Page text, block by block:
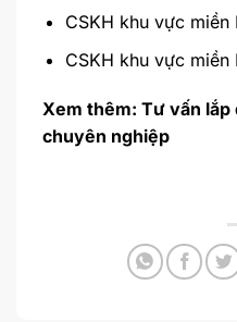
CSKH khu vực miền
CSKH khu vực
Xem thêm: Tư vấn
chuyên nghiệp